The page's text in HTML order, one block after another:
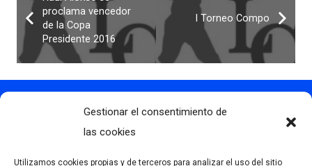
Gestionar el consentimiento de
las cookies
Utilizamos cookies propias y de terceros para analizar el uso del sitio
proclama vencedor
de la Copa
Presidente 2016
I Torneo Compo
Contacto
info@clubdegolflascaldas.com